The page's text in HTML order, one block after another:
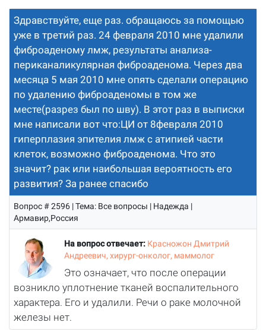
Здравствуйте, еще раз. обращаюсь за помощью
уже в третий раз. 24 февраля 2010 мне удалили
фиброаденому лмж, результаты анализа-
периканаликулярная фиброаденома. Через два
месяца 5 мая 2010 мне опять сделали операцию
по удалению фиброаденомы в том же
месте(разрез был по шву). В этот раз в выписки
мне написали вот что:ЦИ от 8февраля 2010
гиперплазия эпителия лмж с атипией части
клеток, возможно фиброаденома. Что это
значит? рак или наибольшая вероятность его
развития? За ранее спасибо
Вопрос # 2596 | Тема: Все вопросы | Надежда |
Армавир,Россия
На вопрос отвечает: Красножон Дмитрий
Андреевич, хирург-онколог, маммолог
Это означает, что после операции
возникло уплотнение тканей воспалительного
характера. Его и удалили. Речи о раке молочной
железы нет.